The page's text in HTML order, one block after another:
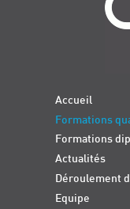
Accueil
Formations
Formations
Actualités
Déroulement
Equipe